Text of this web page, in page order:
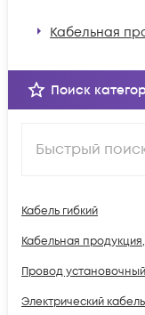
Кабельная
Поиск
Кабель гибкий
Кабельная
Провод установочный
Электрический кабель